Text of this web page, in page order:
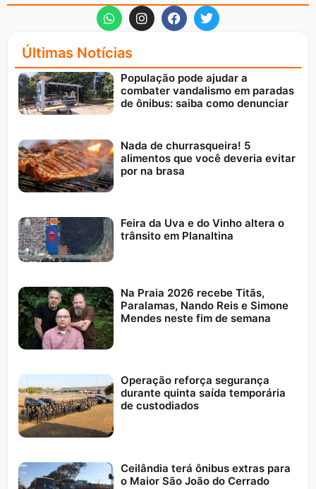
Últimas Notícias
População pode ajudar a
combater vandalismo em paradas
de ônibus: saiba como denunciar
Nada de churrasqueira! 5
alimentos que você deveria evitar
por na brasa
Feira da Uva e do Vinho altera o
trânsito em Planaltina
Na Praia 2026 recebe Titãs,
Paralamas, Nando Reis e Simone
Mendes neste fim de semana
Operação reforça segurança
durante quinta saída temporária
de custodiados
Ceilândia terá ônibus extras para
o Maior São João do Cerrado